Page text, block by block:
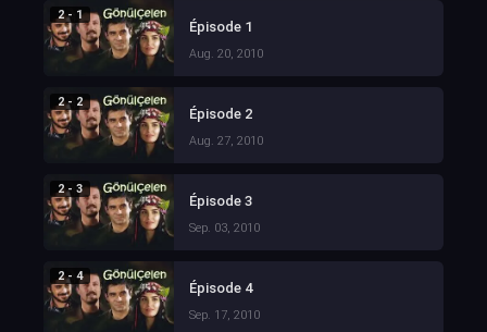
2 - 1
Épisode 1
Aug. 20, 2010
2 - 2
Épisode 2
Aug. 27, 2010
2 - 3
Épisode 3
Sep. 03, 2010
2 - 4
Épisode 4
Sep. 17, 2010